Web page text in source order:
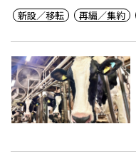
新設／移転
再編／集約